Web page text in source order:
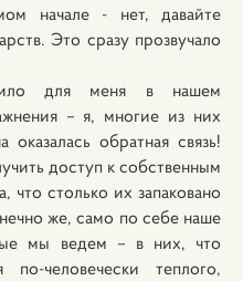
начале - нет, давайте
Это сразу прозвучало
для меня в нашем
– я, многие из них
обратная связь!
доступ к собственным
что столько их запаковано
же, само по себе наше
мы ведем – в них, что
человечески теплого,